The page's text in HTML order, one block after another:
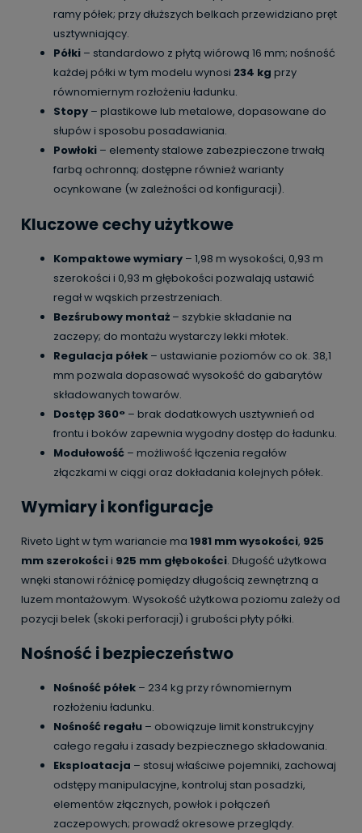
ramy półek; przy dłuższych belkach przewidziano pręt
usztywniający.
Półki – standardowo z płytą wiórową 16 mm; nośność
każdej półki w tym modelu wynosi 234 kg przy
równomiernym rozłożeniu ładunku.
Stopy – plastikowe lub metalowe, dopasowane do
słupów i sposobu posadawiania.
Powłoki – elementy stalowe zabezpieczone trwałą
farbą ochronną; dostępne również warianty
ocynkowane (w zależności od konfiguracji).
Kluczowe cechy użytkowe
Kompaktowe wymiary – 1,98 m wysokości, 0,93 m
szerokości i 0,93 m głębokości pozwalają ustawić
regał w wąskich przestrzeniach.
Bezśrubowy montaż – szybkie składanie na
zaczepy; do montażu wystarczy lekki młotek.
Regulacja półek – ustawianie poziomów co ok. 38,1
mm pozwala dopasować wysokość do gabarytów
składowanych towarów.
Dostęp 360° – brak dodatkowych usztywnień od
frontu i boków zapewnia wygodny dostęp do ładunku.
Modułowość – możliwość łączenia regałów
złączkami w ciągi oraz dokładania kolejnych półek.
Wymiary i konfiguracje
Riveto Light w tym wariancie ma 1981 mm wysokości, 925
mm szerokościi 925 mm głębokości. Długość użytkowa
wnęki stanowi różnicę pomiędzy długością zewnętrzną a
luzem montażowym. Wysokość użytkowa poziomu zależy od
pozycji belek (skoki perforacji) i grubości płyty półki.
Nośność i bezpieczeństwo
Nośność półek – 234 kg przy równomiernym
rozłożeniu ładunku.
Nośność regału – obowiązuje limit konstrukcyjny
całego regału i zasady bezpiecznego składowania.
Eksploatacja – stosuj właściwe pojemniki, zachowaj
odstępy manipulacyjne, kontroluj stan posadzki,
elementów złącznych, powłok i połączeń
zaczepowych; prowadź okresowe przeglądy.